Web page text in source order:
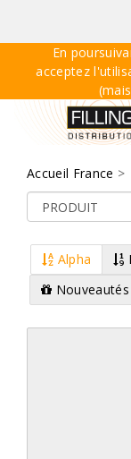
En
acceptez
Accueil France >
Alpha
Nouveautés